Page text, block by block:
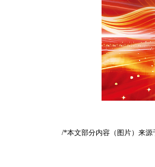
/*本文部分内容（图片）来源